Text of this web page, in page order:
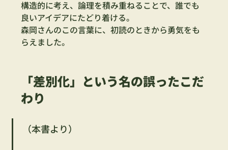
構造的に考え、論理を積み重ねることで、誰でも
良いアイデアにたどり着ける。
森岡さんのこの言葉に、初読のときから勇気をも
らえました。
「差別化」という名の誤ったこだ
わり
（本書より）